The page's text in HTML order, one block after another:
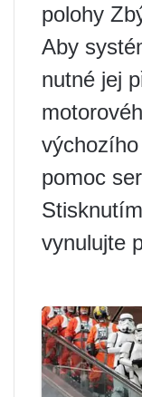
polohy
Aby
nutné jej
pomoc
vynulujte